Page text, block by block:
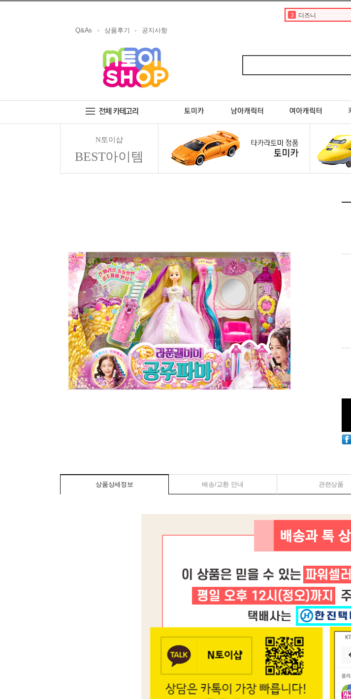
3 디즈니
6 포켓몬스터카드
10 스바루
1 토미카
2 토미카경찰차
Q&As 상품후기 공지사항
N토이샵
BEST아이템
상품상세정보 배송/교환 안내 관련상품